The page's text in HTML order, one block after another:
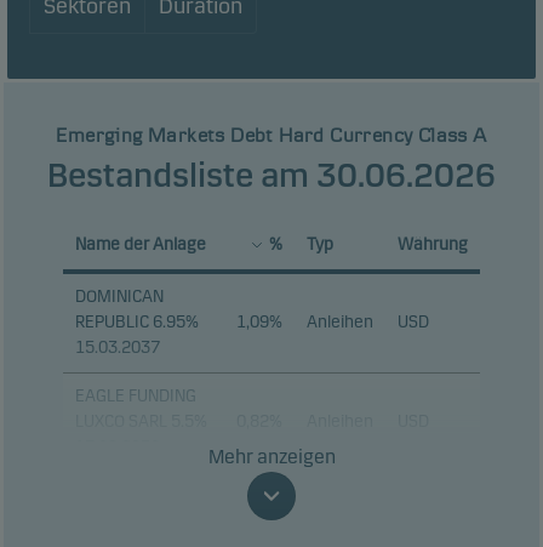
Sektoren Duration
Emerging Markets Debt Hard Currency Class A
Bestandsliste am 30.06.2026
Name der Anlage % Typ Währung
DOMINICAN
REPUBLIC 6.95%
15.03.2037
1,09% Anleihen USD
EAGLE FUNDING
0,69%
Mehr anzeigen